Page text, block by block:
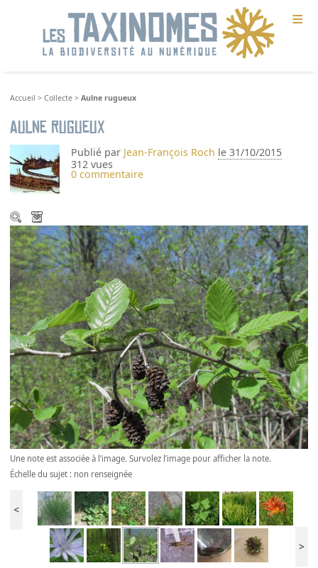
≡
Accueil >Collecte >Aulne rugueux
Aulne rugueux
Publié par Jean-François Roch le 31/10/2015
312 vues
0 commentaire
Une note est associée à l’image. Survolez l’image pour afficher la note.
Échelle du sujet : non renseignée
<
>